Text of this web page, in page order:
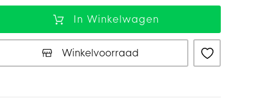
In Winkelwagen
Winkelvoorraad